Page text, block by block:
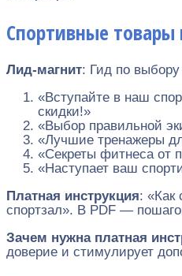
Спортивные товары
Лид-магнит: Гид по
«Вступайте в наш
скидки!»
«Выбор правильной
«Лучшие тренажеры
«Секреты фитнеса от
«Наступает ваш
Платная инструкция: «Как
спортзал». В PDF —
Зачем нужна платная
доверие и стимулирует